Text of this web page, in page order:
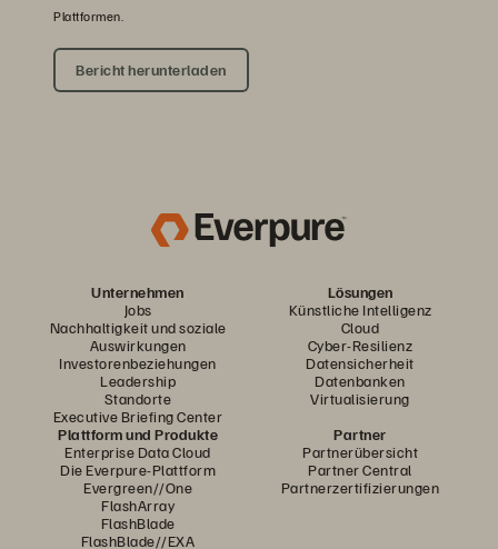
Plattformen.
Bericht herunterladen
Unternehmen
Jobs
Nachhaltigkeit und soziale
Auswirkungen
Investorenbeziehungen
Leadership
Standorte
Executive Briefing Center
Lösungen
Künstliche Intelligenz
Cloud
Cyber-Resilienz
Datensicherheit
Datenbanken
Virtualisierung
Plattform und Produkte
Enterprise Data Cloud
Die Everpure-Plattform
Evergreen//One
FlashArray
FlashBlade
FlashBlade//EXA
Partner
Partnerübersicht
Partner Central
Partnerzertifizierungen